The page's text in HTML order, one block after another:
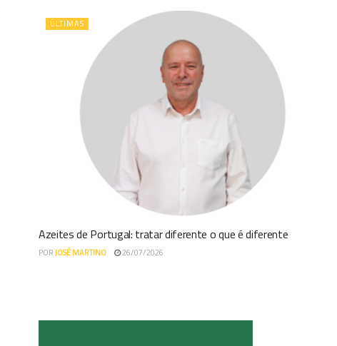
ÚLTIMAS
Azeites de Portugal: tratar diferente o que é diferente
PORJOSÉ MARTINO 26/07/2026